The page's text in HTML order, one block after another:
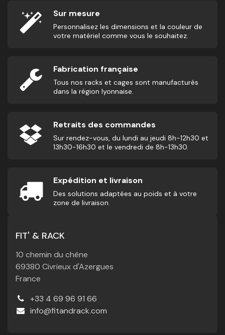
Sur mesure
Personnalisez les dimensions et la couleur de
votre matériel comme vous le souhaitez.
Fabrication française
Tous nos racks et cages sont manufacturés
dans la région lyonnaise.
Retraits des commandes
Sur rendez-vous, du lundi au jeudi 8h-12h30 et
13h30-16h30 et le vendredi de 8h-13h30.
Expédition et livraison
Des solutions adaptées au poids et à votre
zone de livraison.
FIT' & RACK
10 chemin du chêne
69380 Civrieux d'Azergues
France
+33 4 69 96 91 66
info@fitandrack.com